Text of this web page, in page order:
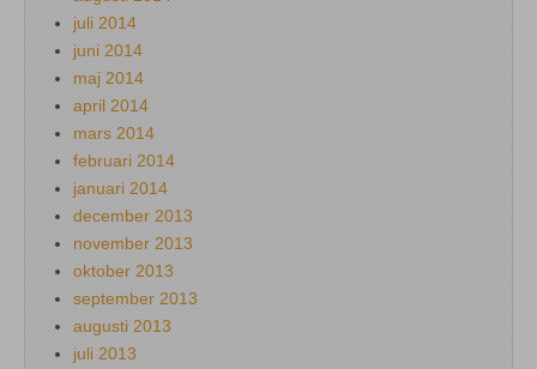
juli 2014
juni 2014
maj 2014
april 2014
mars 2014
februari 2014
januari 2014
december 2013
november 2013
oktober 2013
september 2013
augusti 2013
juli 2013